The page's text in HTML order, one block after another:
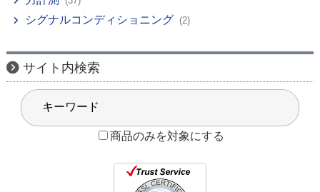
シグナルコンディショニング (2)
サイト内検索
商品のみを対象にする